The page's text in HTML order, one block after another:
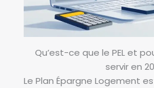
Qu’est-ce que le PEL et
servir en
Le Plan Épargne Logement